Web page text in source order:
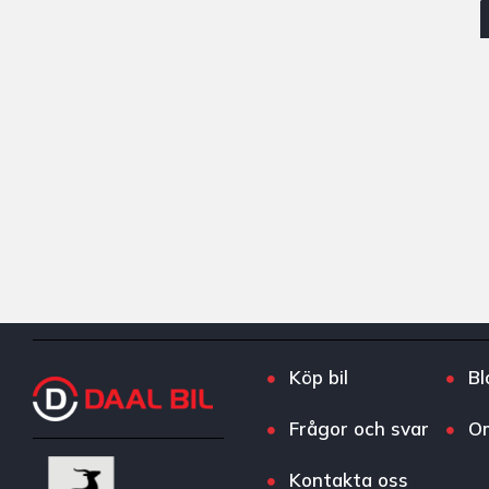
Köp bil
Frågor och svar
Kontakta oss